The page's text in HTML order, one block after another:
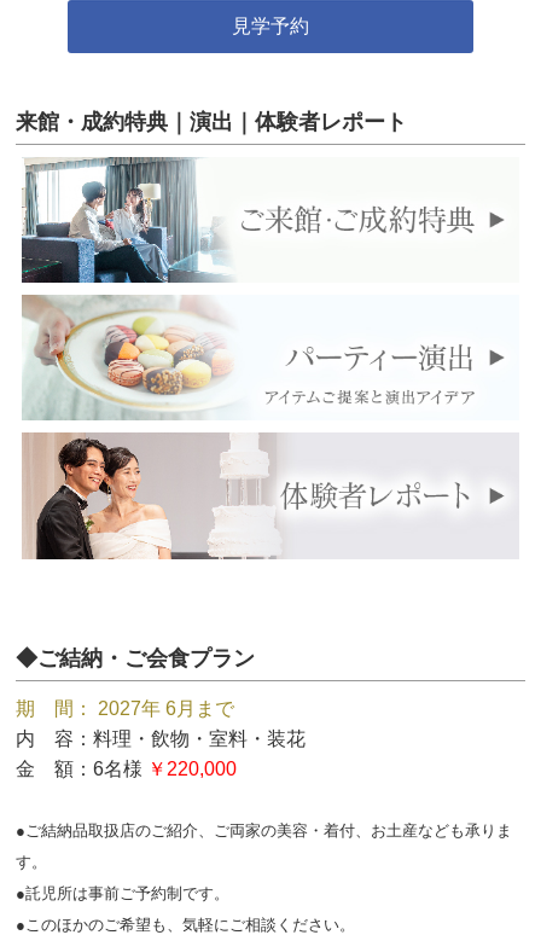
見学予約
来館・成約特典｜演出｜体験者レポート
◆ご結納・ご会食プラン
期 間： 2027年 6月まで
内 容：料理・飲物・室料・装花
金 額：6名様 ￥220,000
●ご結納品取扱店のご紹介、ご両家の美容・着付、お土産なども承りま
す。
●託児所は事前ご予約制です。
●このほかのご希望も、気軽にご相談ください。